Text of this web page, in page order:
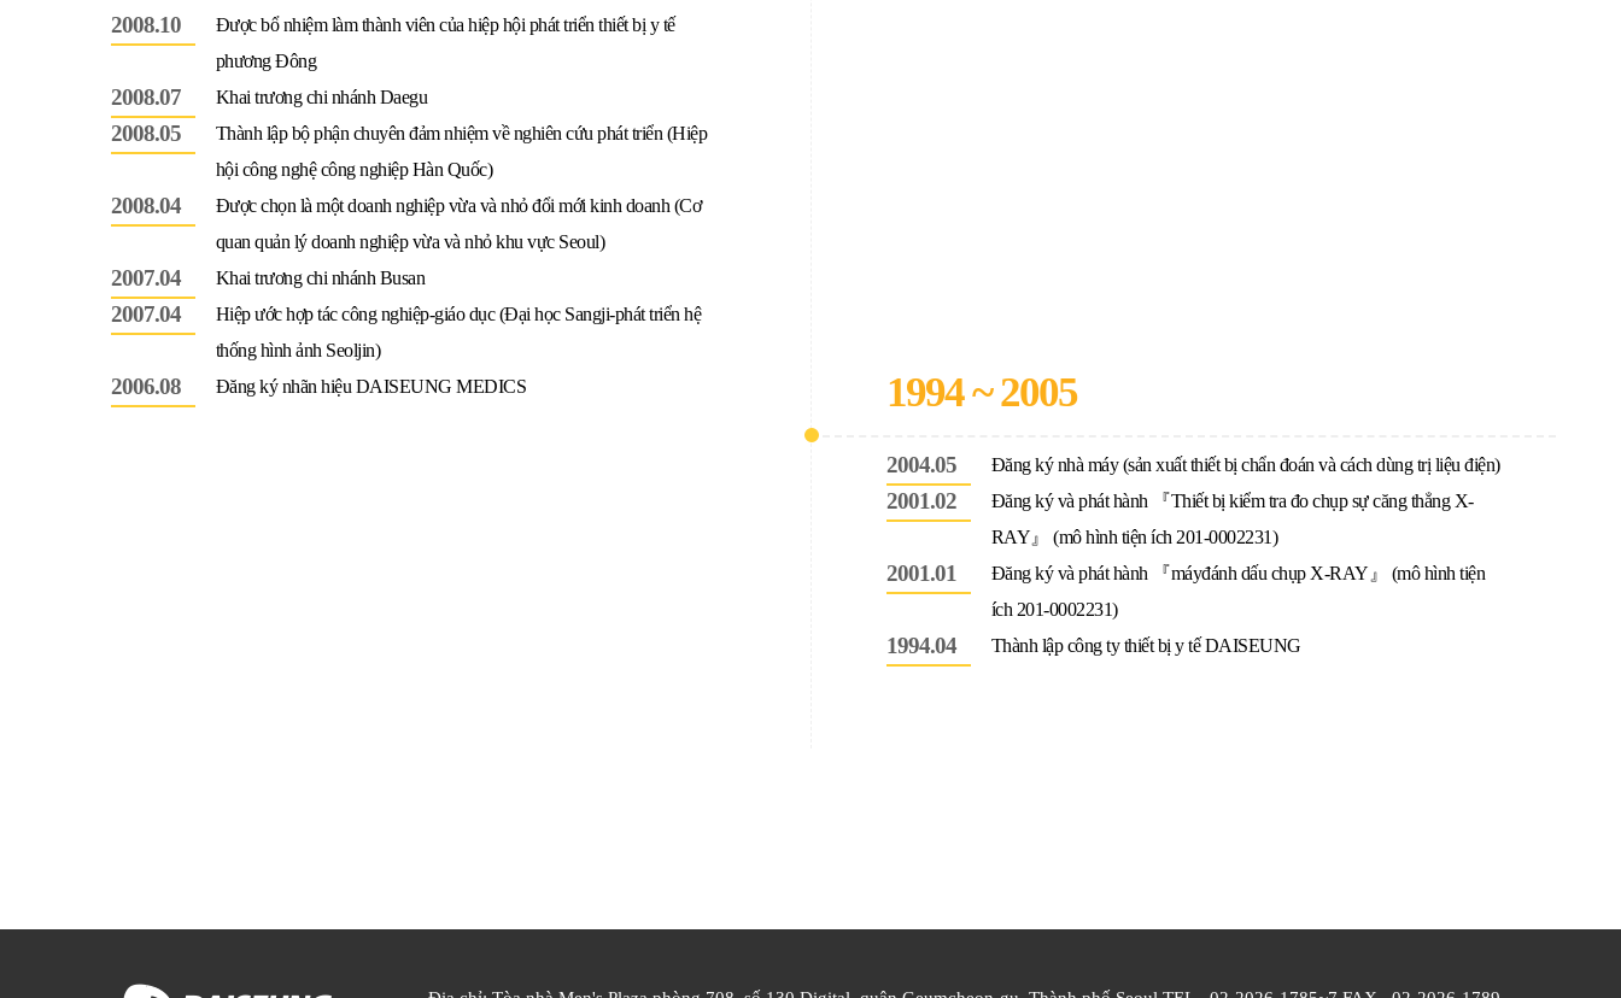
2008.10
Được bổ nhiệm làm thành viên của hiệp hội phát triển thiết bị y tế
phương Đông
2008.07 Khai trương chi nhánh Daegu
2008.05
Thành lập bộ phận chuyên đảm nhiệm về nghiên cứu phát triển (Hiệp
hội công nghệ công nghiệp Hàn Quốc)
2008.04
Được chọn là một doanh nghiệp vừa và nhỏ đổi mới kinh doanh (Cơ
quan quản lý doanh nghiệp vừa và nhỏ khu vực Seoul)
2007.04 Khai trương chi nhánh Busan
2007.04
Hiệp ước hợp tác công nghiệp-giáo dục (Đại học Sangji-phát triển hệ
thống hình ảnh Seoljin)
2006.08 Đăng ký nhãn hiệu DAISEUNG MEDICS 1994 ~ 2005
2004.05 Đăng ký nhà máy (sản xuất thiết bị chẩn đoán và cách dùng trị liệu điện)
2001.02
Đăng ký và phát hành 『Thiết bị kiểm tra đo chụp sự căng thẳng X-
RAY』 (mô hình tiện ích 201-0002231)
2001.01
Đăng ký và phát hành 『máyđánh dấu chụp X-RAY』 (mô hình tiện
ích 201-0002231)
1994.04 Thành lập công ty thiết bị y tế DAISEUNG